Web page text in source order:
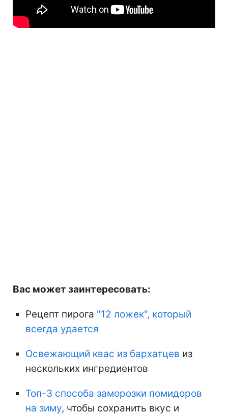
Вас может заинтересовать:
Рецепт пирога "12 ложек", который
всегда удается
Освежающий квас из бархатцев из
нескольких ингредиентов
Топ-3 способа заморозки помидоров
на зиму, чтобы сохранить вкус и